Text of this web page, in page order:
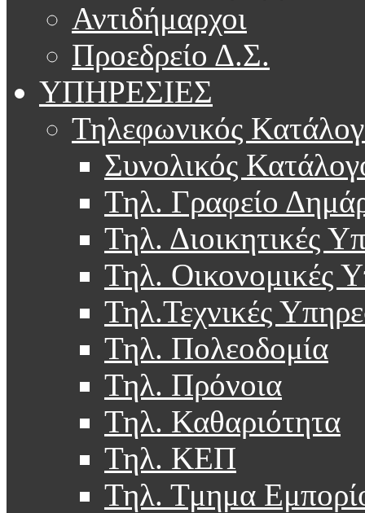
Αντιδήμαρχοι
Προεδρείο Δ.Σ.
ΥΠΗΡΕΣΙΕΣ
Τηλεφωνικός
Συνολικός
Τηλ. Γραφείο
Τηλ. Διοικητικές
Τηλ. Οικονομικές
Τηλ.Τεχνικές
Τηλ. Πολεοδομία
Τηλ. Πρόνοια
Τηλ. Καθαριότητα
Τηλ. ΚΕΠ
Τηλ. Τμημα